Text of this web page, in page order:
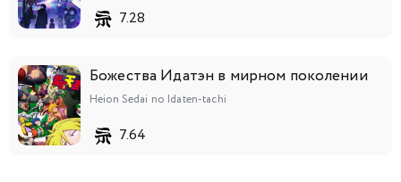
7.28
Божества Идатэн в мирном поколении
Heion Sedai no Idaten-tachi
7.64